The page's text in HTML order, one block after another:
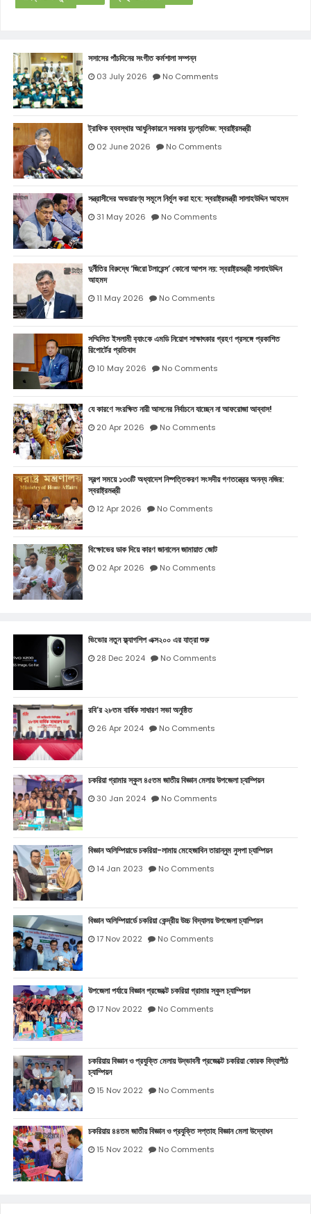
সসাসের পাঁচদিনের সংগীত কর্মশালা সম্পন্ন
03 July 2026 No Comments
ট্রাফিক ব্যবস্থার আধুনিকায়নে সরকার দৃঢ়প্রতিজ্ঞ: স্বরাষ্ট্রমন্ত্রী
02 June 2026 No Comments
সন্ত্রাসীদের অভয়ারণ্য সমূলে নির্মূল করা হবে: স্বরাষ্ট্রমন্ত্রী সালাহউদ্দিন আহমদ
31 May 2026 No Comments
দুর্নীতির বিরুদ্ধে ‘জিরো টলারেন্স’ কোনো আপস নয়: স্বরাষ্ট্রমন্ত্রী সালাহউদ্দিন
আহমদ
11 May 2026 No Comments
সম্মিলিত ইসলামী ব‍্যাংকে এমডি নিয়োগ সাক্ষাৎকার গ্রহণ প্রসঙ্গে প্রকাশিত
রিপোর্টের প্রতিবাদ
10 May 2026 No Comments
যে কারণে সংরক্ষিত নারী আসনের নির্বাচনে যাচ্ছেন না আফরোজা আব্বাস!
20 Apr 2026 No Comments
স্বল্প সময়ে ১৩৩টি অধ্যাদেশ নিষ্পত্তিকরণ সংসদীয় গণতন্ত্রের অনন্য নজির:
স্বরাষ্ট্রমন্ত্রী
12 Apr 2026 No Comments
বিক্ষোভের ডাক দিয়ে কারণ জানালেন জামায়াত জোট
02 Apr 2026 No Comments
ভিভোর নতুন ফ্ল্যাগশিপ এক্স২০০ এর যাত্রা শুরু
28 Dec 2024 No Comments
রবি’র ২৮তম বার্ষিক সাধারণ সভা অনুষ্ঠিত
26 Apr 2024 No Comments
চকরিয়া গ্রামার স্কুল ৪৫তম জাতীয় বিজ্ঞান মেলায় উপজেলা চ্যাম্পিয়ন
30 Jan 2024 No Comments
বিজ্ঞান অলিম্পিয়াডে চকরিয়া-লামায় মেহেজাবিন তারান্নুম নুসপা চ্যাম্পিয়ন
14 Jan 2023 No Comments
বিজ্ঞান অলিম্পিয়ার্ডে চকরিয়া কেন্দ্রীয় উচ্চ বিদ্যালয় উপজেলা চ্যাম্পিয়ন
17 Nov 2022 No Comments
উপজেলা পর্যায়ে বিজ্ঞান প্রজেক্টে চকরিয়া গ্রামার স্কুল চ্যাম্পিয়ন
17 Nov 2022 No Comments
চকরিয়ায় বিজ্ঞান ও প্রযুক্তি মেলায় উদ্ভাবনী প্রজেক্টে চকরিয়া কোরক বিদ্যাপীঠ
চ্যাম্পিয়ন
15 Nov 2022 No Comments
চকরিয়ায় ৪৪তম জাতীয় বিজ্ঞান ও প্রযুক্তি সপ্তাহ বিজ্ঞান মেলা উদ্বোধন
15 Nov 2022 No Comments